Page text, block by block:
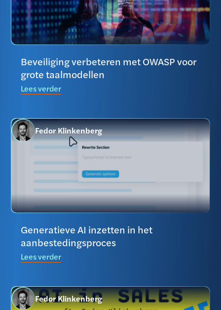
Beveiliging verbeteren met OWASP voor
grote taalmodellen
Lees verder
Fedor Klinkenberg
Generatieve AI inzetten in het
aanbestedingsproces
Lees verder
Fedor Klinkenberg